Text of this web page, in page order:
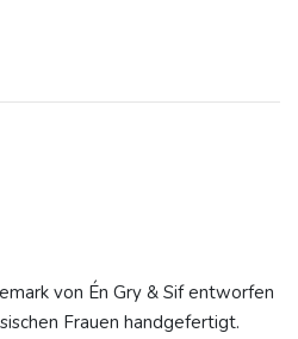
von Én Gry & Sif entworfen
Frauen handgefertigt.